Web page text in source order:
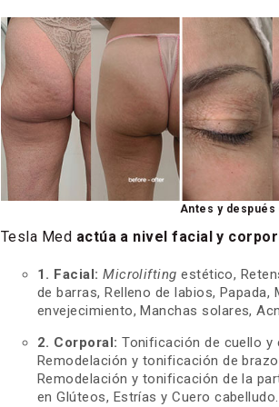
Antes y después
Tesla Med actúa a nivel facial y
1. Facial: Microliftingestético,
de barras, Relleno de labios,
envejecimiento, Manchas solares,
2. Corporal: Tonificación de cuello y
Remodelación y tonificación de
Remodelación y tonificación de la
en Glúteos, Estrías y Cuero cabelludo.